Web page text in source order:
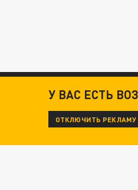
У ВАС ЕСТЬ
ОТКЛЮЧИТЬ РЕКЛАМУ